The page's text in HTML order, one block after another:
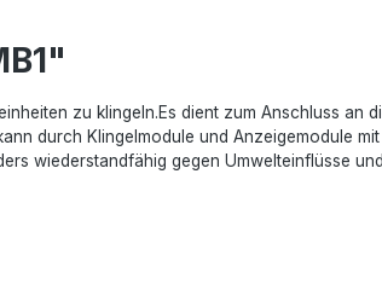
zu klingeln.Es dient zum Anschluss an
durch Klingelmodule und Anzeigemodule
wiederstandfähig gegen Umwelteinflüsse